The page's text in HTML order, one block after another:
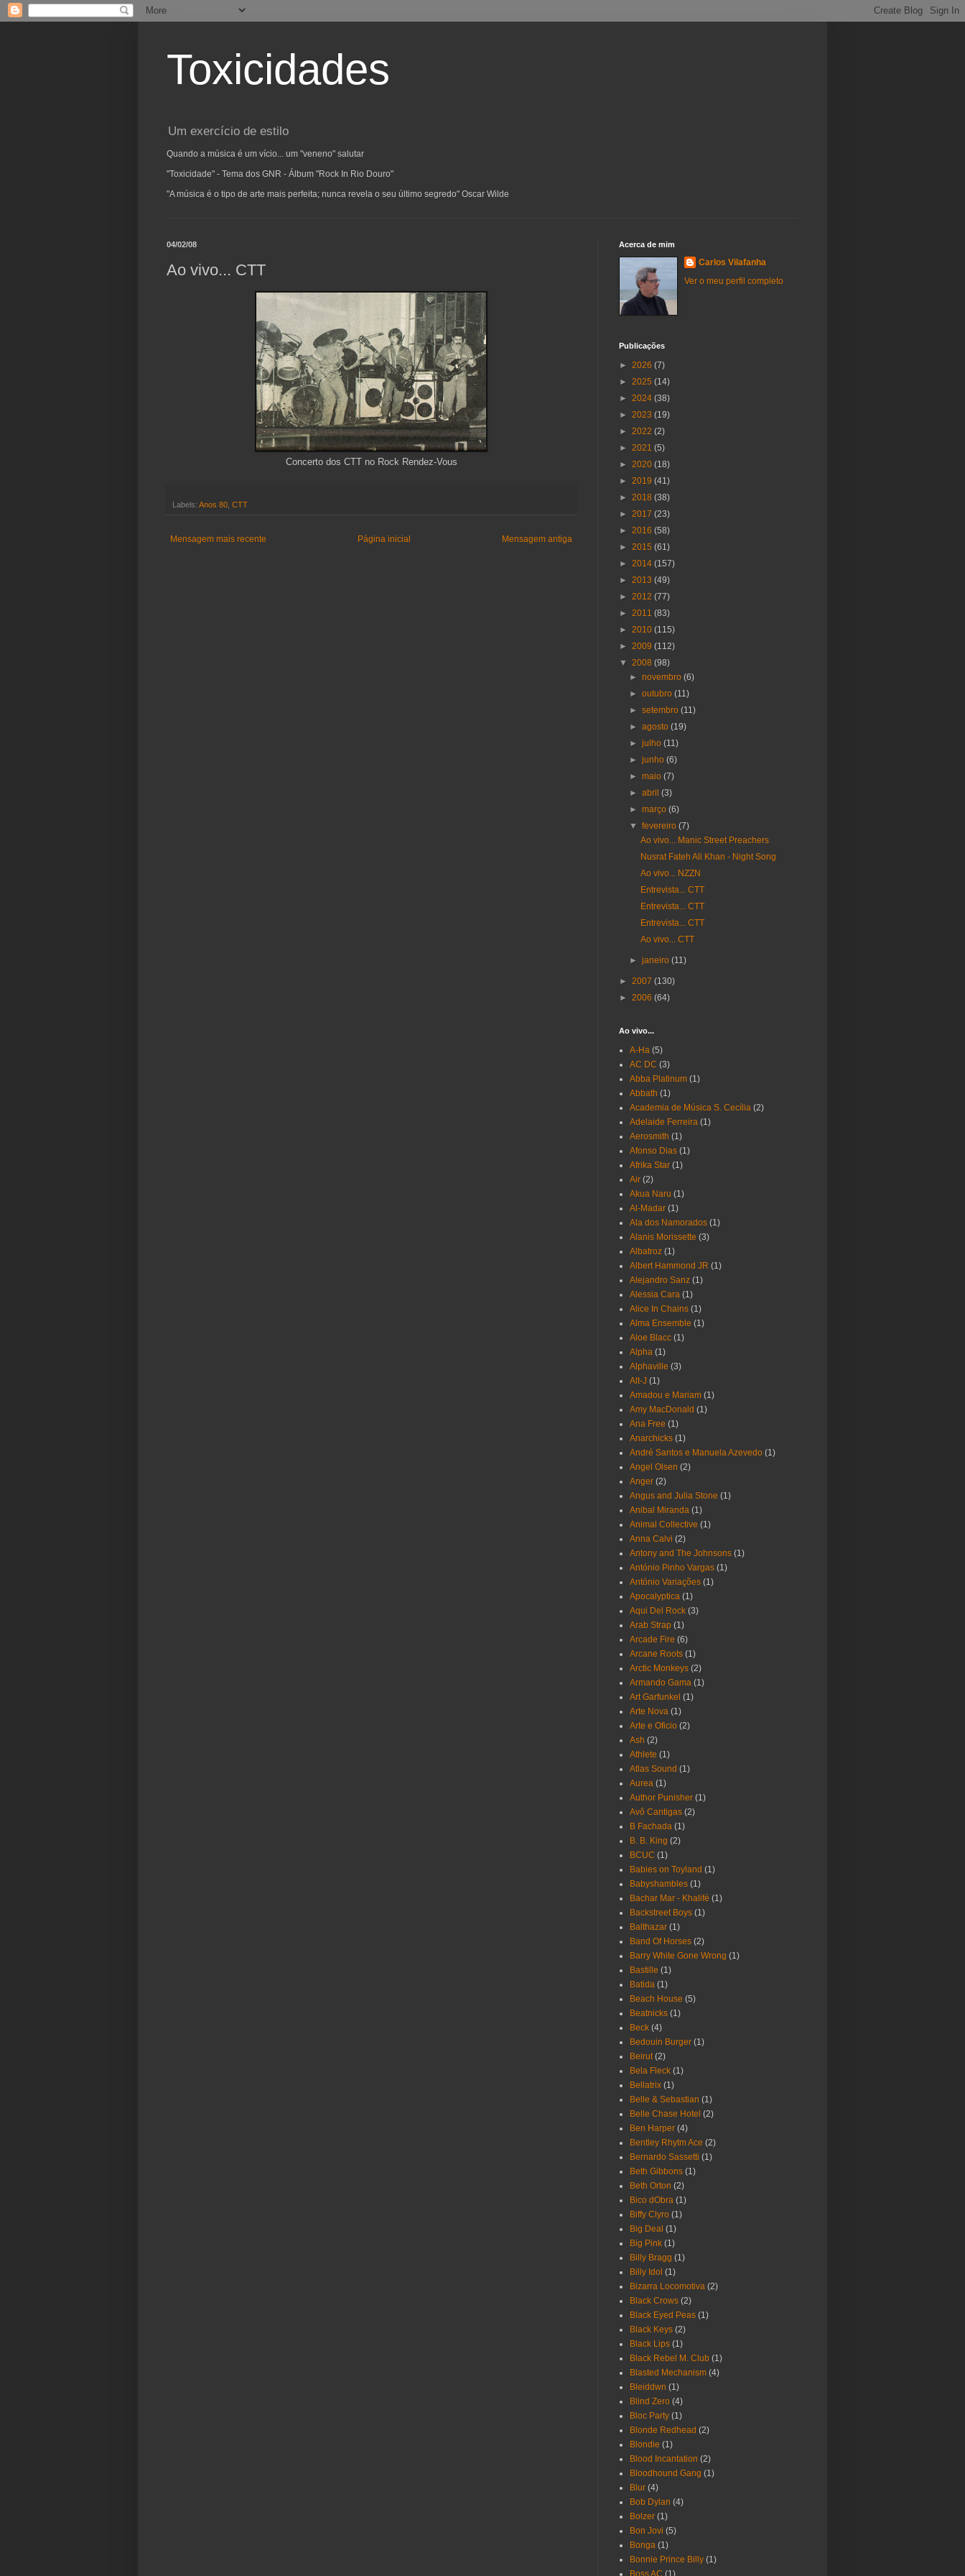
Toxicidades
Um exercício de estilo
Quando a música é um vício... um "veneno" salutar
"Toxicidade" - Tema dos GNR - Álbum "Rock In Rio Douro"
"A música é o tipo de arte mais perfeita; nunca revela o seu último segredo" Oscar Wilde
04/02/08
Ao vivo... CTT
Concerto dos CTT no Rock Rendez-Vous
Labels: Anos 80 CTT
Mensagem mais recente Mensagem antiga
Página inicial
Acerca de mim
Carlos Vilafanha
Ver o meu perfil completo
Publicações
► 2026 (7)
► 2025 (14)
► 2024 (38)
► 2023 (19)
► 2022 (2)
► 2021 (5)
► 2020 (18)
► 2019 (41)
► 2018 (38)
► 2017 (23)
► 2016 (58)
► 2015 (61)
► 2014 (157)
► 2013 (49)
► 2012 (77)
► 2011 (83)
► 2010 (115)
► 2009 (112)
▼ 2008 (98)
►novembro(6)
►outubro(11)
►setembro(11)
►agosto(19)
►julho(11)
►junho(6)
►maio(7)
►abril(3)
►março(6)
▼fevereiro(7)
Ao vivo... Manic Street Preachers
Nusrat Fateh Ali Khan - Night Song
Ao vivo... NZZN
Entrevista... CTT
Entrevista... CTT
Entrevista... CTT
Ao vivo... CTT
►janeiro(11)
► 2007 (130)
► 2006 (64)
Ao vivo...
A-Ha (5)
AC DC (3)
Abba Platinum (1)
Abbath (1)
Academia de Música S. Cecília (2)
Adelaide Ferreira (1)
Aerosmith (1)
Afonso Dias (1)
Afrika Star (1)
Air (2)
Akua Naru (1)
Al-Madar (1)
Ala dos Namorados (1)
Alanis Morissette (3)
Albatroz (1)
Albert Hammond JR (1)
Alejandro Sanz (1)
Alessia Cara (1)
Alice In Chains (1)
Alma Ensemble (1)
Aloe Blacc (1)
Alpha (1)
Alphaville (3)
Alt-J (1)
Amadou e Mariam (1)
Amy MacDonald (1)
Ana Free (1)
Anarchicks (1)
André Santos e Manuela Azevedo (1)
Angel Olsen (2)
Anger (2)
Angus and Julia Stone (1)
Anibal Miranda (1)
Animal Collective (1)
Anna Calvi (2)
Antony and The Johnsons (1)
António Pinho Vargas (1)
António Variações (1)
Apocalyptica (1)
Aqui Del Rock (3)
Arab Strap (1)
Arcade Fire (6)
Arcane Roots (1)
Arctic Monkeys (2)
Armando Gama (1)
Art Garfunkel (1)
Arte Nova (1)
Arte e Oficio (2)
Ash (2)
Athlete (1)
Atlas Sound (1)
Aurea (1)
Author Punisher (1)
Avô Cantigas (2)
B Fachada (1)
B. B. King (2)
BCUC (1)
Babies on Toyland (1)
Babyshambles (1)
Bachar Mar - Khalifé (1)
Backstreet Boys (1)
Balthazar (1)
Band Of Horses (2)
Barry White Gone Wrong (1)
Bastille (1)
Batida (1)
Beach House (5)
Beatnicks (1)
Beck (4)
Bedouin Burger (1)
Beirut (2)
Bela Fleck (1)
Bellatrix (1)
Belle & Sebastian (1)
Belle Chase Hotel (2)
Ben Harper (4)
Bentley Rhytm Ace (2)
Bernardo Sassetti (1)
Beth Gibbons (1)
Beth Orton (2)
Bico dObra (1)
Biffy Clyro (1)
Big Deal (1)
Big Pink (1)
Billy Bragg (1)
Billy Idol (1)
Bizarra Locomotiva (2)
Black Crows (2)
Black Eyed Peas (1)
Black Keys (2)
Black Lips (1)
Black Rebel M. Club (1)
Blasted Mechanism (4)
Bleiddwn (1)
Blind Zero (4)
Bloc Party (1)
Blonde Redhead (2)
Blondie (1)
Blood Incantation (2)
Bloodhound Gang (1)
Blur (4)
Bob Dylan (4)
Bolzer (1)
Bon Jovi (5)
Bonga (1)
Bonnie Prince Billy (1)